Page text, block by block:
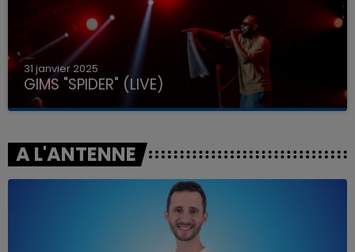
31 janvier 2025
GIMS "SPIDER" (LIVE)
A L'ANTENNE